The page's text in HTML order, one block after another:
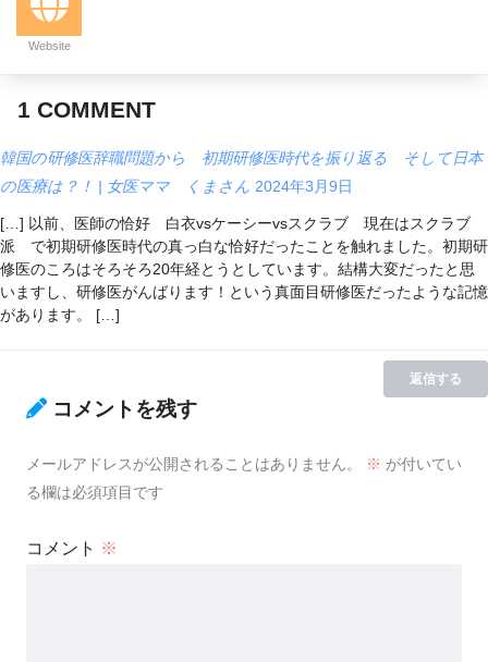
Website
1 COMMENT
韓国の研修医辞職問題から 初期研修医時代を振り返る そして日本
の医療は？！ | 女医ママ くまさん 2024年3月9日
[…] 以前、医師の恰好 白衣vsケーシーvsスクラブ 現在はスクラブ
派 で初期研修医時代の真っ白な恰好だったことを触れました。初期研
修医のころはそろそろ20年経とうとしています。結構大変だったと思
いますし、研修医がんばります！という真面目研修医だったような記憶
があります。 […]
返信する
コメントを残す
メールアドレスが公開されることはありません。 ※ が付いてい
る欄は必須項目です
コメント ※